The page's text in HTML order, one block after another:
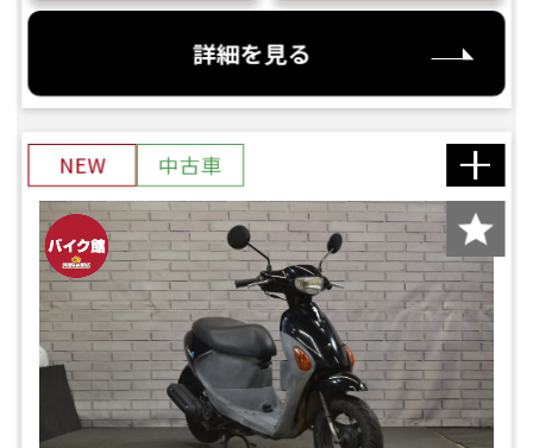
詳細を見る
NEW 中古車